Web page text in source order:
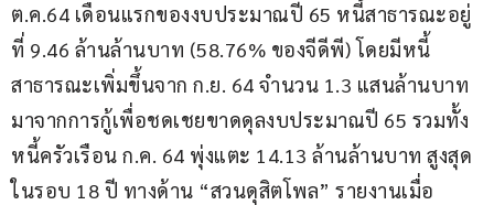
ต.ค.64 เดือนแรกของงบประมาณปี 65 หนี้สาธารณะอยู่
ที่ 9.46 ล้านล้านบาท (58.76% ของจีดีพี) โดยมีหนี้
สาธารณะเพิ่มขึ้นจาก ก.ย. 64 จำนวน 1.3 แสนล้านบาท
มาจากการกู้เพื่อชดเชยขาดดุลงบประมาณปี 65 รวมทั้ง
หนี้ครัวเรือน ก.ค. 64 พุ่งแตะ 14.13 ล้านล้านบาท สูงสุด
ในรอบ 18 ปี ทางด้าน “สวนดุสิตโพล” รายงานเมื่อ